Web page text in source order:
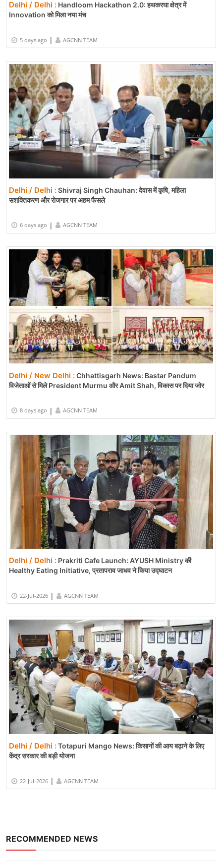
RECOMMENDED NEWS
Delhi / Delhi : Handloom Hackathon 2.0: हथकरघा क्षेत्र में
Innovation को मिला नया मंच
5 days ago | AGCNN TEAM
Delhi / Delhi :Shivraj Singh Chauhan: देवास में कृषि, महिला
सशक्तिकरण और रोजगार पर अहम फैसले
6 days ago | AGCNN TEAM
Delhi / New Delhi :Chhattisgarh News: Bastar Pandum
विजेताओं से मिले President Murmu और Amit Shah, विकास पर दिया जोर
8 days ago | AGCNN TEAM
Delhi / Delhi : Prakriti Cafe Launch: AYUSH Ministry की
Healthy Eating Initiative, प्रतापराव जाधव ने किया उद्घाटन
22-Jul-2026 | AGCNN TEAM
Delhi / Delhi :Totapuri Mango News: किसानों की आय बढ़ाने के लिए
केंद्र सरकार की बड़ी योजना
22-Jul-2026 | AGCNN TEAM